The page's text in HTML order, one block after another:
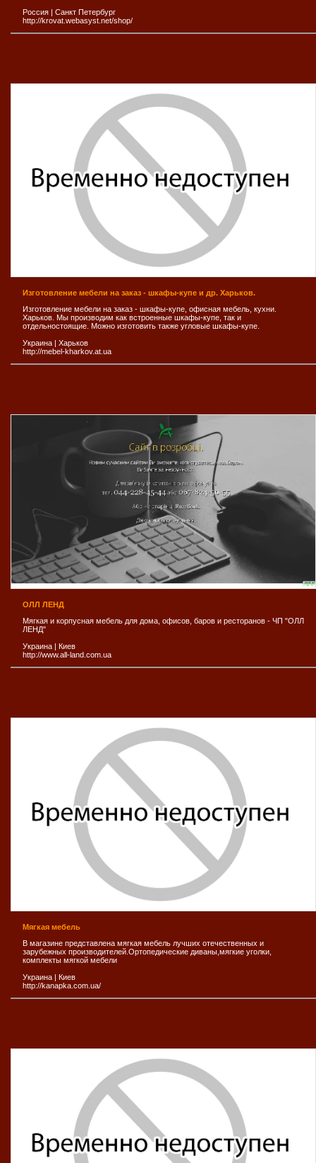
Россия | Санкт Петербург
http://krovat.webasyst.net/shop/
Изготовление мебели на заказ - шкафы-купе и др. Харьков.
Изготовление мебели на заказ - шкафы-купе, офисная мебель, кухни.
Харьков. Мы производим как встроенные шкафы-купе, так и
отдельностоящие. Можно изготовить также угловые шкафы-купе.
Украина | Харьков
http://mebel-kharkov.at.ua
ОЛЛ ЛЕНД
Мягкая и корпусная мебель для дома, офисов, баров и ресторанов - ЧП "ОЛЛ
ЛЕНД"
Украина | Киев
http://www.all-land.com.ua
Мягкая мебель
В магазине представлена мягкая мебель лучших отечественных и
зарубежных производителей.Ортопедические диваны,мягкие уголки,
комплекты мягкой мебели
Украина | Киев
http://kanapka.com.ua/